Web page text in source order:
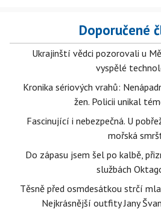
Doporučené
Ukrajinští vědci pozorovali u
vyspělé
Kronika sériových vrahů:
žen. Policii unikal
Fascinující i nebezpečná. U
mořská
Do zápasu jsem šel po kalbě,
službách
Těsně před osmdesátkou strčí
Nejkrásnější outfity Jany